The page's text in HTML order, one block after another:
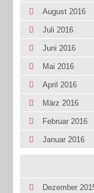
August 2016
Juli 2016
Juni 2016
Mai 2016
April 2016
März 2016
Februar 2016
Januar 2016
Dezember